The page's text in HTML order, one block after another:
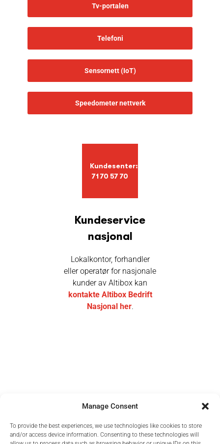
Manage Consent
To provide the best experiences, we use technologies like cookies to store
and/or access device information. Consenting to these technologies will
Tv-portalen
Telefoni
Sensornett (IoT)
Speedometer nettverk
Kundesenter:
71 70 57 70
Kundeservice
nasjonal
Lokalkontor, forhandler
eller operatør for nasjonale
kunder av Altibox kan
kontakte Altibox Bedrift
Nasjonal her.